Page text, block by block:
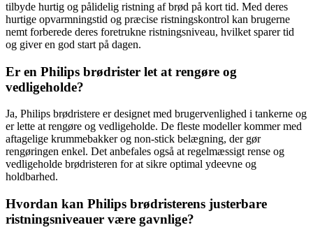
tilbyde hurtig og pålidelig ristning af brød på kort tid. Med deres
hurtige opvarmningstid og præcise ristningskontrol kan brugerne
nemt forberede deres foretrukne ristningsniveau, hvilket sparer tid
og giver en god start på dagen.
Er en Philips brødrister let at rengøre og
vedligeholde?
Ja, Philips brødristere er designet med brugervenlighed i tankerne og
er lette at rengøre og vedligeholde. De fleste modeller kommer med
aftagelige krummebakker og non-stick belægning, der gør
rengøringen enkel. Det anbefales også at regelmæssigt rense og
vedligeholde brødristeren for at sikre optimal ydeevne og
holdbarhed.
Hvordan kan Philips brødristerens justerbare
ristningsniveauer være gavnlige?